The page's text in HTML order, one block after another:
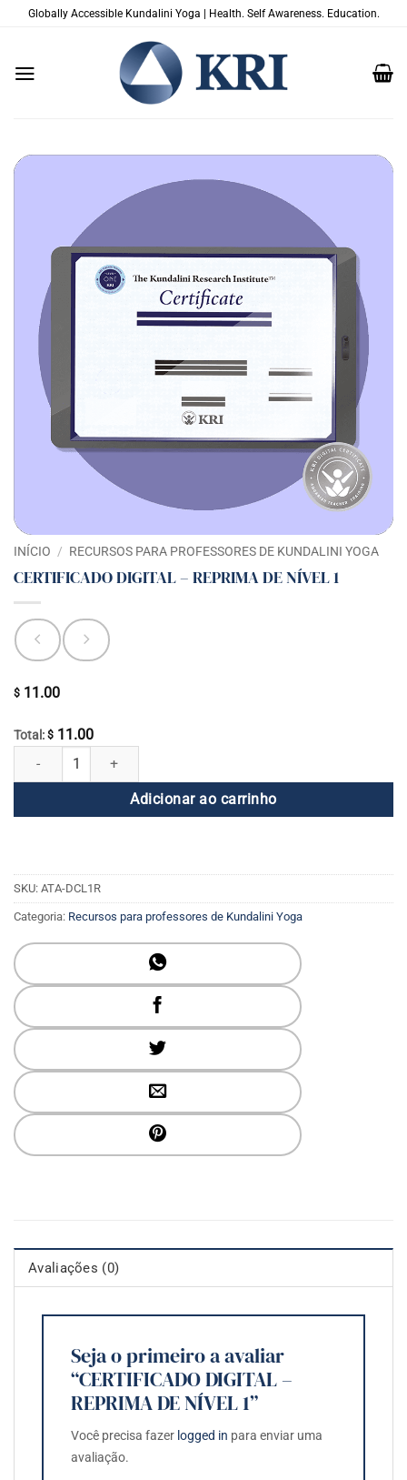
Globally Accessible Kundalini Yoga | Health. Self Awareness. Education.
INÍCIO / RECURSOS PARA PROFESSORES DE KUNDALINI YOGA
CERTIFICADO DIGITAL – REPRIMA DE NÍVEL 1
$ 11.00
Total: $ 11.00
CERTIFICADO DIGITAL - REPRIMA DE NÍVEL 1 quantidade
Adicionar ao carrinho
SKU: ATA-DCL1R
Categoria: Recursos para professores de Kundalini Yoga
Avaliações (0)
Seja o primeiro a avaliar
“CERTIFICADO DIGITAL –
REPRIMA DE NÍVEL 1”
Você precisa fazer logged in para enviar uma
avaliação.